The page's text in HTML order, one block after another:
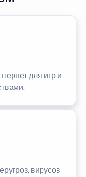
для игр и
вирусов